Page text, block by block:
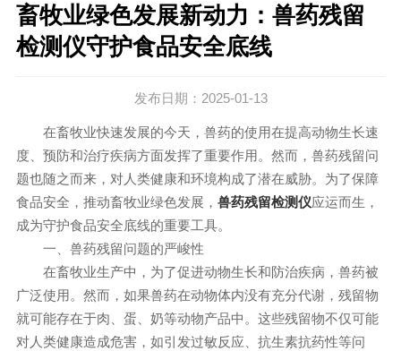
畜牧业绿色发展新动力：兽药残留
检测仪守护食品安全底线
发布日期：2025-01-13
在畜牧业快速发展的今天，兽药的使用在提高动物生长速
度、预防和治疗疾病方面发挥了重要作用。然而，兽药残留问
题也随之而来，对人类健康和环境构成了潜在威胁。为了保障
食品安全，推动畜牧业绿色发展， 兽药残留检测仪应运而生，
成为守护食品安全底线的重要工具。
一、兽药残留问题的严峻性
在畜牧业生产中，为了促进动物生长和防治疾病，兽药被
广泛使用。然而，如果兽药在动物体内没有充分代谢，残留物
就可能存在于肉、蛋、奶等动物产品中。这些残留物不仅可能
对人类健康造成危害，如引发过敏反应、抗生素抗药性等问